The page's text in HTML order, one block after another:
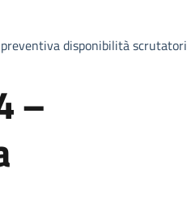
disponibilità scrutatori
–